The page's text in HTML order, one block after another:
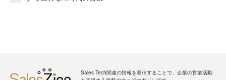
Sales Tech関連の情報を発信することで、企業の営業活動